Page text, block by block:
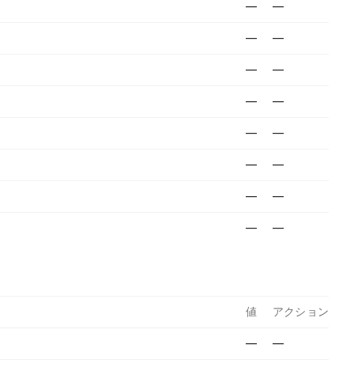
— —
— —
— —
— —
— —
— —
— —
— —
値 アクション
— —